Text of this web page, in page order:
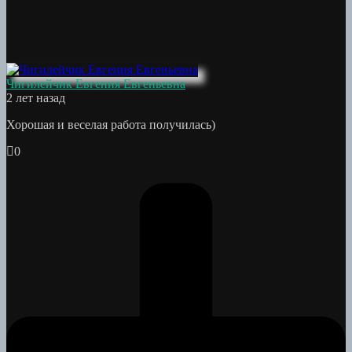
Чигилейчик Евгения Евгеньевна
2 лет назад
Хорошая и веселая работа получилась)
0